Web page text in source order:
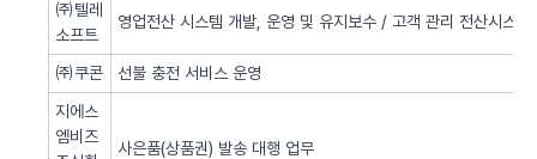
㈜텔레
소프트
영업전산 시스템 개발, 운영 및 유지보수 / 고객 관리 전산시스
㈜쿠콘
선불 충전 서비스 운영
지에스
엠비즈
사은품(상품권) 발송 대행 업무